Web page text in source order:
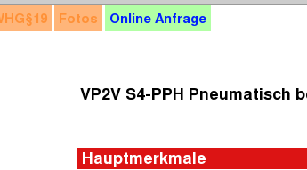
§19 Fotos Online Anfrage
VP2V S4-PPH Pneumatisch
Hauptmerkmale